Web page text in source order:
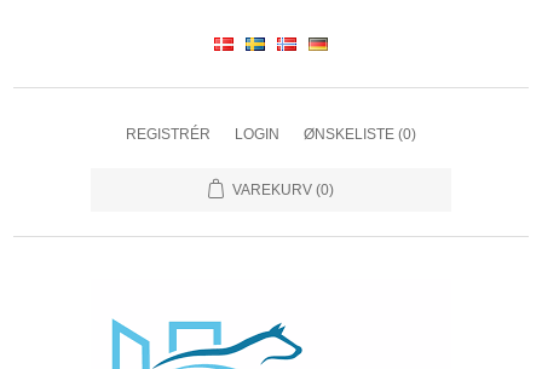
REGISTRÉR LOGIN ØNSKELISTE (0)
VAREKURV (0)